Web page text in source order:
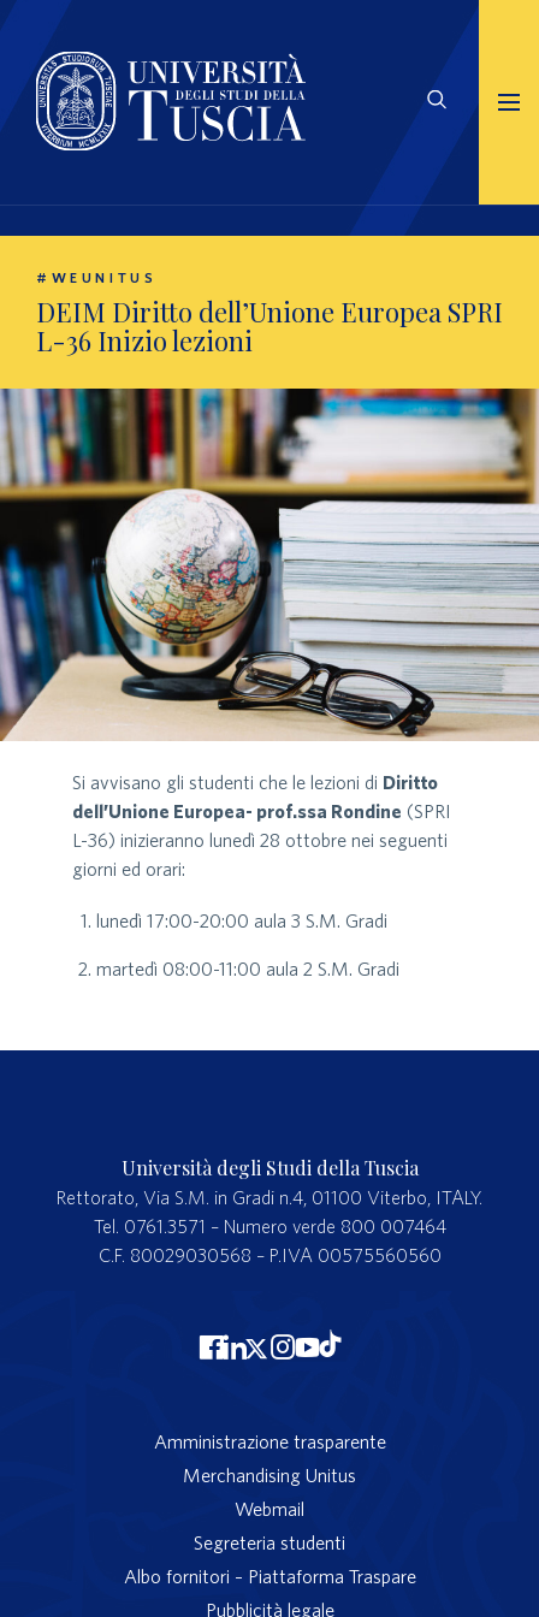
#WEUNITUS
DEIM Diritto dell’Unione Europea SPRI
L-36 Inizio lezioni
Si avvisano gli studenti che le lezioni di Diritto
dell’Unione Europea- prof.ssa Rondine (SPRI
L-36) inizieranno lunedì 28 ottobre nei seguenti
giorni ed orari:
lunedì 17:00-20:00 aula 3 S.M. Gradi
martedì 08:00-11:00 aula 2 S.M. Gradi
Università degli Studi della Tuscia
Rettorato, Via S.M. in Gradi n.4, 01100 Viterbo, ITALY.
Tel. 0761.3571 – Numero verde 800 007464
C.F. 80029030568 – P.IVA 00575560560
Amministrazione trasparente
Merchandising Unitus
Webmail
Segreteria studenti
Albo fornitori – Piattaforma Traspare
Pubblicità legale